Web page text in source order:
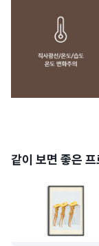
같이 보면 좋은